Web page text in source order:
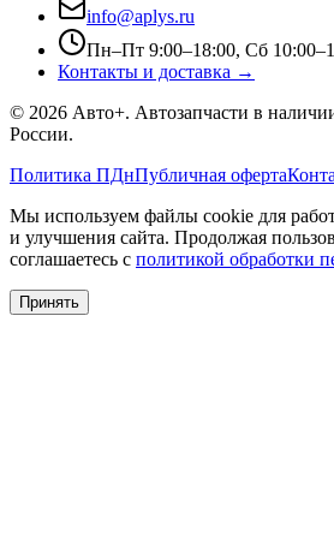
info@aplys.ru
Пн–Пт 9:00–18:00, Сб
Контакты и доставка →
© 2026 Авто+. Автозапчасти в
России.
Политика ПДнПубличная оферта
Мы используем файлы cookie для
и улучшения сайта. Продолжая
соглашаетесь с политикой обработки
Принять